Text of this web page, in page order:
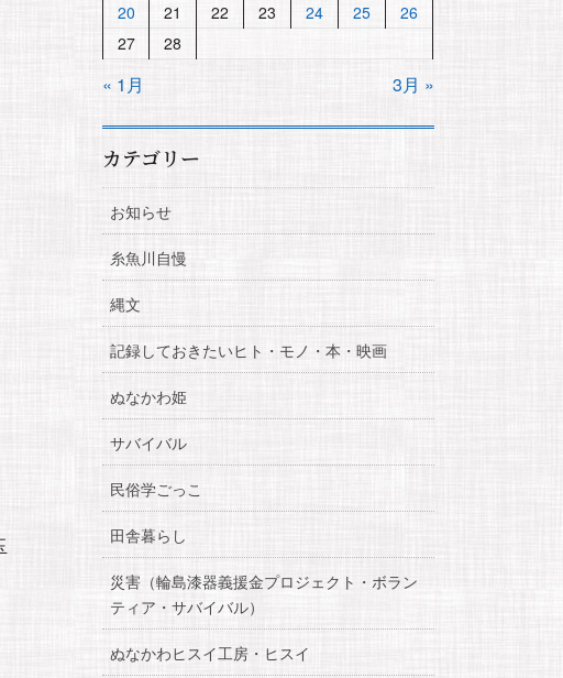
20
21 22 23 24 25
26
27
28
« 1月 3月 »
カテゴリー
お知らせ
糸魚川自慢
縄文
記録しておきたいヒト・モノ・本・映画
ぬなかわ姫
サバイバル
民俗学ごっこ
田舎暮らし
災害（輪島漆器義援金プロジェクト・ボラン
ティア・サバイバル）
ぬなかわヒスイ工房・ヒスイ